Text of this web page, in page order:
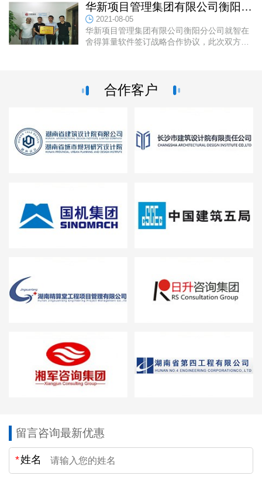
的原则成为战略合作伙伴，未...
华新项目管理集团有限公司衡阳分公司与智在舍得算量软件签订战略...
2021-08-05
华新项目管理集团有限公司衡阳分公司就智在
舍得算量软件签订战略合作协议，此次双方本
合作客户
留言咨询最新优惠
*姓名